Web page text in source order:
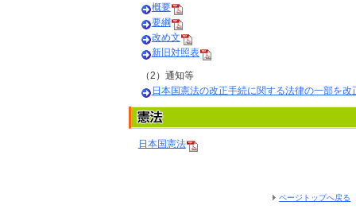
概要
要綱
改め文
新旧対照表
（2）通知等
日本国憲法の改正手続に関する法律の一部を
日本国憲法
ページトップへ戻る